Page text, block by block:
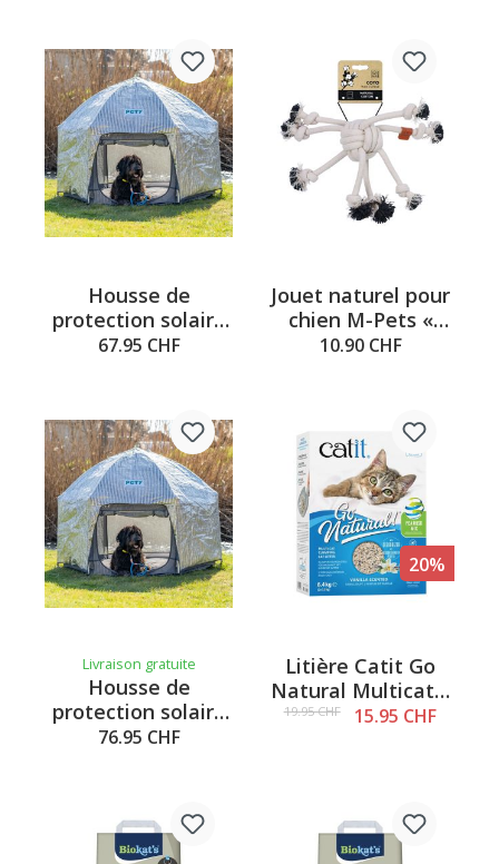
Housse de
protection solaire
PETY, argentée,
67.95 CHF
Jouet naturel pour
chien M-Pets «
Balle araignée »
10.90 CHF
Livraison gratuite
Housse de
protection solaire
PETY, argentée,
76.95 CHF
20%
Litière Catit Go
Natural Multicat –
Pois & Vanille, 6,4
19.95 CHF 15.95 CHF